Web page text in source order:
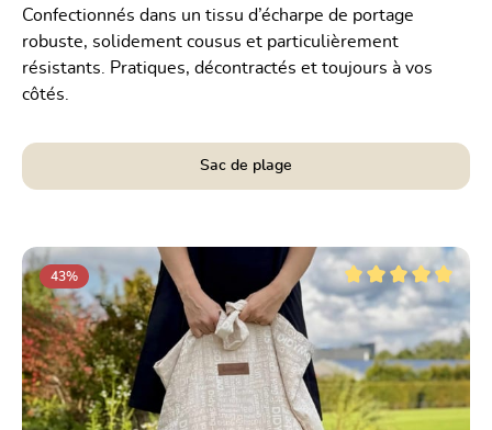
Confectionnés dans un tissu d’écharpe de portage
robuste, solidement cousus et particulièrement
résistants. Pratiques, décontractés et toujours à vos
côtés.
Sac de plage
Ignorer la galerie de produits
5 étoiles
43%
Note moyenne de 5